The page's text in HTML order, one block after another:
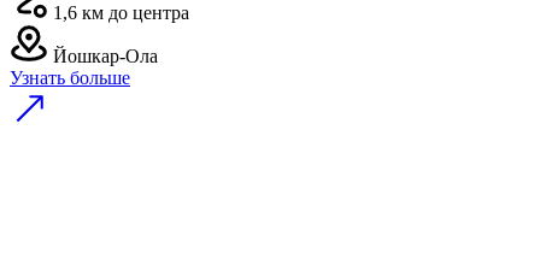
1,6 км до центра
Йошкар-Ола
Узнать больше